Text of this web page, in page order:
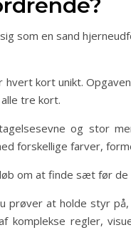
som en sand
kort unikt.
tre kort.
og stor
forskellige farver,
om at finde sæt før de
at holde styr
komplekse regler,